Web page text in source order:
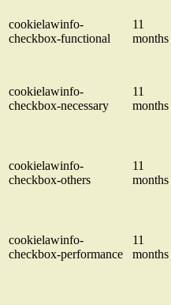
cookielawinfo-
checkbox-functional
11
months
cookielawinfo-
checkbox-necessary
11
months
cookielawinfo-
checkbox-others
11
months
cookielawinfo-
checkbox-performance
11
months